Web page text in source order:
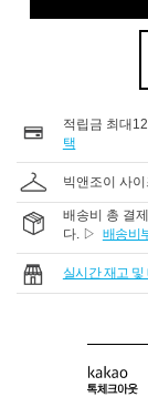
적립금 최대
택
빅앤조이 사
배송비 총 결
다. ▷ 배송비
실시간 재고